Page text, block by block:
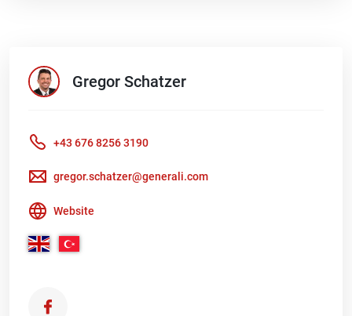
Gregor Schatzer
+43 676 8256 3190
gregor.schatzer@generali.com
Website